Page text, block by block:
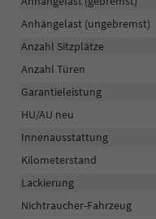
Anhängelast (ungebremst)
Anzahl Sitzplätze
Anzahl Türen
Garantieleistung
HU/AU neu
Innenausstattung
Kilometerstand
Lackierung
Nichtraucher-Fahrzeug